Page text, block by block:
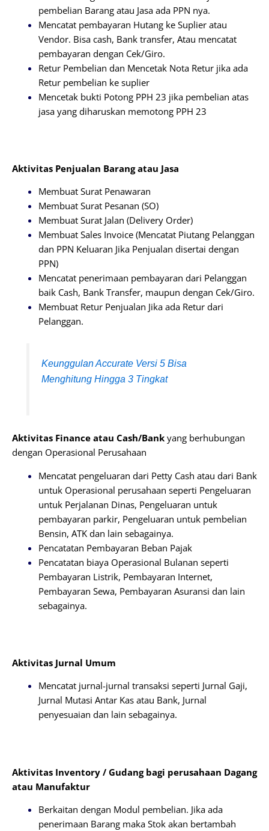
pembelian Barang atau Jasa ada PPN nya.
Mencatat pembayaran Hutang ke Suplier atau
Vendor. Bisa cash, Bank transfer, Atau mencatat
pembayaran dengan Cek/Giro.
Retur Pembelian dan Mencetak Nota Retur jika ada
Retur pembelian ke suplier
Mencetak bukti Potong PPH 23 jika pembelian atas
jasa yang diharuskan memotong PPH 23
Aktivitas Penjualan Barang atau Jasa
Membuat Surat Penawaran
Membuat Surat Pesanan (SO)
Membuat Surat Jalan (Delivery Order)
Membuat Sales Invoice (Mencatat Piutang Pelanggan
dan PPN Keluaran Jika Penjualan disertai dengan
PPN)
Mencatat penerimaan pembayaran dari Pelanggan
baik Cash, Bank Transfer, maupun dengan Cek/Giro.
Membuat Retur Penjualan Jika ada Retur dari
Pelanggan.
Keunggulan Accurate Versi 5 Bisa
Menghitung Hingga 3 Tingkat
Aktivitas Finance atau Cash/Bank yang berhubungan
dengan Operasional Perusahaan
Mencatat pengeluaran dari Petty Cash atau dari Bank
untuk Operasional perusahaan seperti Pengeluaran
untuk Perjalanan Dinas, Pengeluaran untuk
pembayaran parkir, Pengeluaran untuk pembelian
Bensin, ATK dan lain sebagainya.
Pencatatan Pembayaran Beban Pajak
Pencatatan biaya Operasional Bulanan seperti
Pembayaran Listrik, Pembayaran Internet,
Pembayaran Sewa, Pembayaran Asuransi dan lain
sebagainya.
Aktivitas Jurnal Umum
Mencatat jurnal-jurnal transaksi seperti Jurnal Gaji,
Jurnal Mutasi Antar Kas atau Bank, Jurnal
penyesuaian dan lain sebagainya.
Aktivitas Inventory / Gudang bagi perusahaan Dagang
atau Manufaktur
Berkaitan dengan Modul pembelian. Jika ada
penerimaan Barang maka Stok akan bertambah